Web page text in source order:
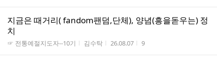
뉴
트
지금은 때거리( fandom팬덤,단체), 양념(흥을돋우는) 정
치
게시판명
☞ 전통예절지도자--10기 작성자
김수탁 작성시간
26.08.07 조회수
9